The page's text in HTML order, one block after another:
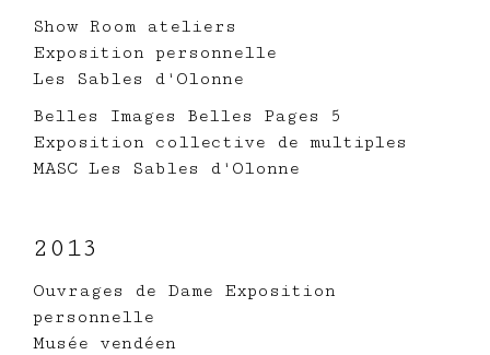
Show Room ateliers
Exposition personnelle
Les Sables d'Olonne
Belles Images Belles Pages 5
Exposition collective de multiples
MASC Les Sables d'Olonne
2013
Ouvrages de Dame Exposition
personnelle
Musée vendéen